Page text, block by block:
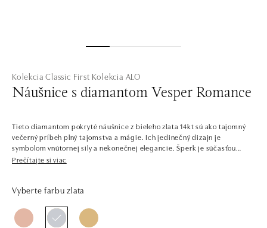
Kolekcia Classic First Kolekcia ALO
Náušnice s diamantom Vesper Romance
Tieto diamantom pokryté náušnice z bieleho zlata 14kt sú ako tajomný
večerný príbeh plný tajomstva a mágie. Ich jedinečný dizajn je
symbolom vnútornej sily a nekonečnej elegancie. Šperk je súčasťou
kolekcie Classic First.
centrálnymi diamantmi v niekoľkých farbách. Kolekcia Classic First sa
náušníc s jedným až tromi dokonale brúsenými diamantmi a drahými
kameňmi. Šperky pozostávajú zo zladených setov, ale nájdete aj
Prečítajte si viac
Vyberte farbu zlata